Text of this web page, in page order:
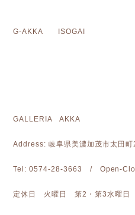
G-AKKA ISOGAI
GALLERIA AKKA
Address: 岐阜県美濃加茂市太田町
Tel: 0574-28-3663 / Open-
定休日 火曜日 第2・第3水曜日